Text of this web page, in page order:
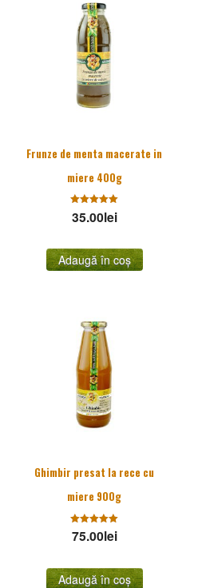
Frunze de menta macerate in
miere 400g
Evaluat la
5.00
35.00lei
Adaugă în coș
Ghimbir presat la rece cu
miere 900g
Evaluat la
5.00
75.00lei
Adaugă în coș